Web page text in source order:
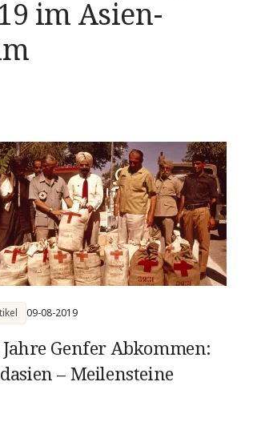
im Asien-
Jahre Genfer Abkommen:
– Meilensteine
09-08-2019